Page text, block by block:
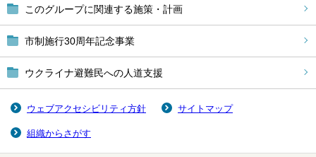
このグループに関連する施策・計画
市制施行30周年記念事業
ウクライナ避難民への人道支援
ウェブアクセシビリティ方針 サイトマップ
組織からさがす